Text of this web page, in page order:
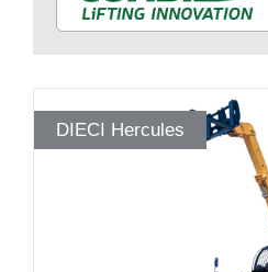
DIECI Hercules